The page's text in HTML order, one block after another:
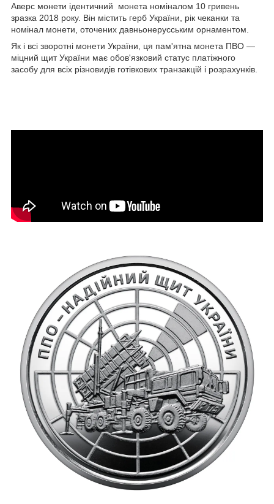
Аверс монети ідентичний монета номіналом 10 гривень
зразка 2018 року. Він містить герб України, рік чеканки та
номінал монети, оточених давньонерусським орнаментом.
Як і всі зворотні монети України, ця пам'ятна монета ПВО —
міцний щит України має обов'язковий статус платіжного
засобу для всіх різновидів готівкових транзакцій і розрахунків.